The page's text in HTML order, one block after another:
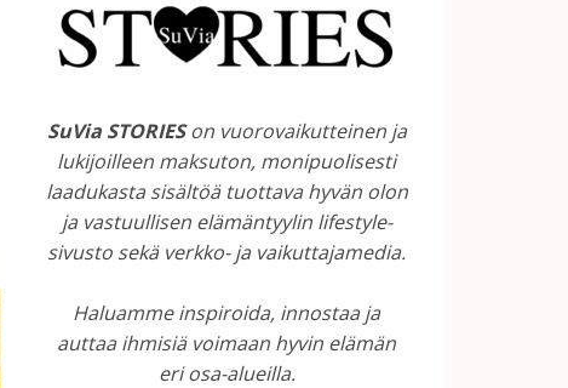
SuVia STORIESon vuorovaikutteinen ja
lukijoilleen maksuton, monipuolisesti
laadukasta sisältöä tuottava hyvän olon
ja vastuullisen elämäntyylin lifestyle-
sivusto sekä verkko- ja vaikuttajamedia.
Haluamme inspiroida, innostaa ja
auttaa ihmisiä voimaan hyvin elämän
eri osa-alueilla.